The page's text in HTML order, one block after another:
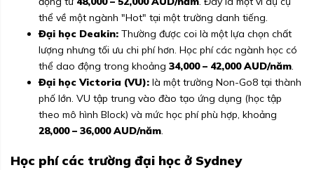
thể về một ngành "Hot" tại một trường danh tiếng.
Đại học Deakin: Thường được coi là một lựa chọn chất
lượng nhưng tối ưu chi phí hơn. Học phí các ngành học có
thể dao động trong khoảng 34,000 – 42,000 AUD/năm.
Đại học Victoria (VU): là một trường Non-Go8 tại thành
phố lớn. VU tập trung vào đào tạo ứng dụng (học tập
theo mô hình Block) và mức học phí phù hợp, khoảng
28,000 – 36,000 AUD/năm.
Học phí các trường đại học ở Sydney